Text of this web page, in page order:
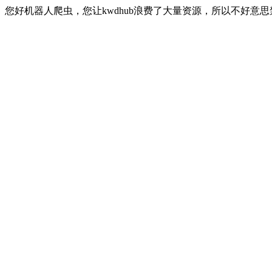
您好机器人爬虫，您让kwdhub浪费了大量资源，所以不好意思